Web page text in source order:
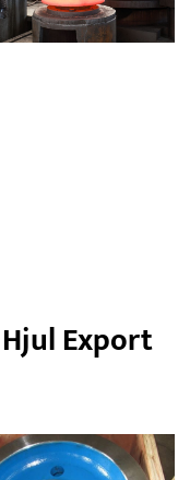
Hjul Export